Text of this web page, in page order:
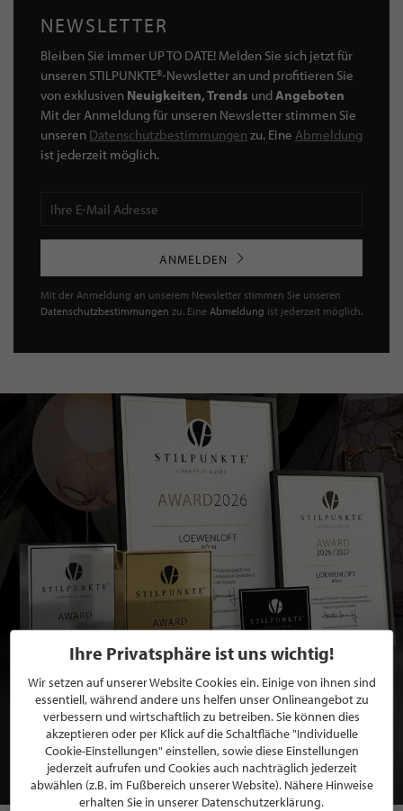
NEWSLETTER
Bleiben Sie immer UP TO DATE! Melden Sie sich jetzt für
unseren STILPUNKTE®-Newsletter an und profitieren Sie
von exklusiven Neuigkeiten, Trends undAngeboten
Mit der Anmeldung für unseren Newsletter stimmen Sie
unseren Datenschutzbestimmungen zu. Eine Abmeldung
ist jederzeit möglich.
ANMELDEN
Mit der Anmeldung an unserem Newsletter stimmen Sie unseren
Datenschutzbestimmungen zu. Eine Abmeldung ist jederzeit möglich.
BEWERBEN SIE SICH FÜR EINE GRATIS
MITGLIEDSCHAFT BEI STILPUNKTE®
JETZT GRATIS BEWERBEN
Ihre Privatsphäre ist uns wichtig!
Wir setzen auf unserer Website Cookies ein. Einige von ihnen sind
essentiell, während andere uns helfen unser Onlineangebot zu
verbessern und wirtschaftlich zu betreiben. Sie können dies
akzeptieren oder per Klick auf die Schaltfläche "Individuelle
Cookie-Einstellungen" einstellen, sowie diese Einstellungen
jederzeit aufrufen und Cookies auch nachträglich jederzeit
abwählen (z.B. im Fußbereich unserer Website). Nähere Hinweise
erhalten Sie in unserer Datenschutzerklärung.